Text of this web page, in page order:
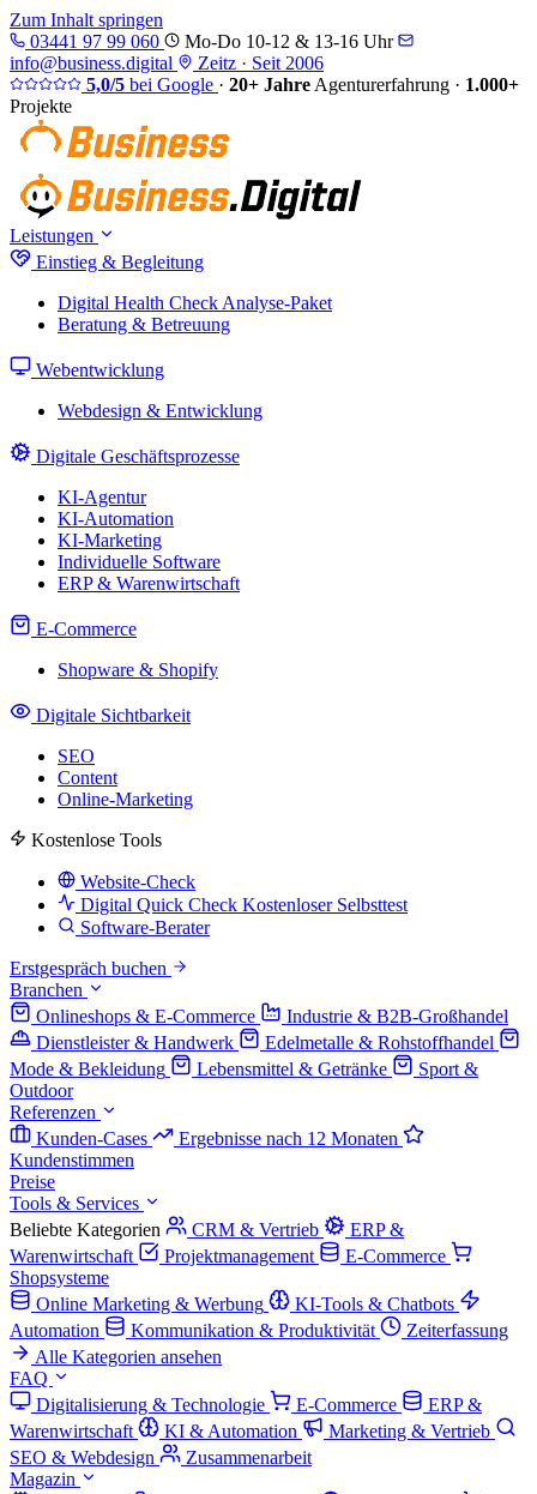
Zum Inhalt springen
03441 97 99 060
Mo-Do 10-12 & 13-16 Uhr
info@business.digital
Zeitz · Seit 2006
5,0/5 bei Google · 20+ Jahre Agenturerfahrung · 1.000+
Projekte
Leistungen
Einstieg & Begleitung
Digital Health Check Analyse-Paket
Beratung & Betreuung
Webentwicklung
Webdesign & Entwicklung
Digitale Geschäftsprozesse
KI-Agentur
KI-Automation
KI-Marketing
Individuelle Software
ERP & Warenwirtschaft
E-Commerce
Shopware & Shopify
Digitale Sichtbarkeit
SEO
Content
Online-Marketing
Kostenlose Tools
Website-Check
Digital Quick Check Kostenloser Selbsttest
Software-Berater
Erstgespräch buchen
Branchen
Onlineshops & E-Commerce
Industrie & B2B-Großhandel
Dienstleister & Handwerk
Edelmetalle & Rohstoffhandel
Mode & Bekleidung
Lebensmittel & Getränke
Sport &
Outdoor
Referenzen
Kunden-Cases
Ergebnisse nach 12 Monaten
Kundenstimmen
Preise
Tools & Services
Beliebte Kategorien
CRM & Vertrieb
ERP &
Warenwirtschaft
Projektmanagement
E-Commerce
Shopsysteme
Online Marketing & Werbung
KI-Tools & Chatbots
Automation
Kommunikation & Produktivität
Zeiterfassung
Alle Kategorien ansehen
FAQ
Digitalisierung & Technologie
E-Commerce
ERP &
Warenwirtschaft
KI & Automation
Marketing & Vertrieb
SEO & Webdesign
Zusammenarbeit
Magazin